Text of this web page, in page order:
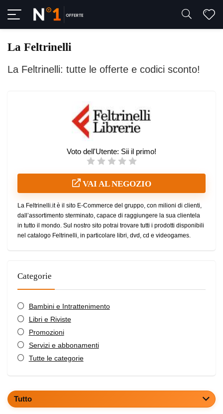
La Feltrinelli
La Feltrinelli: tutte le offerte e codici sconto!
Voto dell'Utente: Sii il primo!
VAI AL NEGOZIO
La Feltrinelli.it è il sito E-Commerce del gruppo, con milioni di clienti,
dall’assortimento sterminato, capace di raggiungere la sua clientela
in tutto il mondo. Sul nostro sito potrai trovare tutti i prodotti disponibili
nel catalogo Feltrinelli, in particolare libri, dvd, cd e videogames.
Categorie
Bambini e Intrattenimento
Libri e Riviste
Promozioni
Servizi e abbonamenti
Tutte le categorie
Tutto